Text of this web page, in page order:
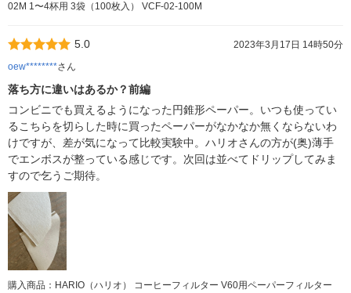
02M 1〜4杯用 3袋（100枚入） VCF-02-100M
5.0
2023年3月17日 14時50分
oew********さん
落ち方に違いはあるか？前編
コンビニでも買えるようになった円錐形ペーパー。いつも使ってい
るこちらを切らした時に買ったペーパーがなかなか無くならないわ
けですが、差が気になって比較実験中。ハリオさんの方が(奥)薄手
でエンボスが整っている感じです。次回は並べてドリップしてみま
すので乞うご期待。
購入商品：HARIO（ハリオ） コーヒーフィルター V60用ペーパーフィルター